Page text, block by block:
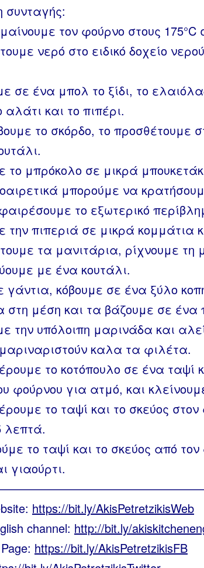
συνταγής:
τον φούρνο στους 175°C
νερό στο ειδικό δοχείο
σε ένα μπολ το ξίδι, το
και το πιπέρι.
το σκόρδο, το προσθέτουμε
το μπρόκολο σε μικρά
μπορούμε να
το εξωτερικό
την πιπεριά σε μικρά κομμάτια
τα μανιτάρια, ρίχνουμε τη
με ένα κουτάλι.
κόβουμε σε ένα ξύλο
στη μέση και τα βάζουμε σε ένα
την υπόλοιπη μαρινάδα και
καλα τα φιλέτα.
το κοτόπουλο σε ένα ταψί
φούρνου για ατμό, και
το ταψί και το σκεύος
λεπτά.
το ταψί και το σκεύος από
γιαούρτι.
https://bit.ly/AkisPetretzikisWeb
channel: http://bit.ly/
https://bit.ly/AkisPetretzikisFB